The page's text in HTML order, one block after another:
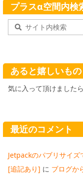
プラスα空間内検
あると嬉しいもの
気に入って頂けました
最近のコメント
Jetpackのパブリサイ
[追記あり] に ブログか